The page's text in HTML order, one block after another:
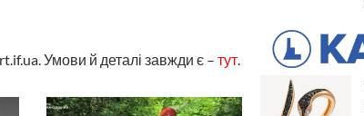
Умови й деталі завжди є – тут